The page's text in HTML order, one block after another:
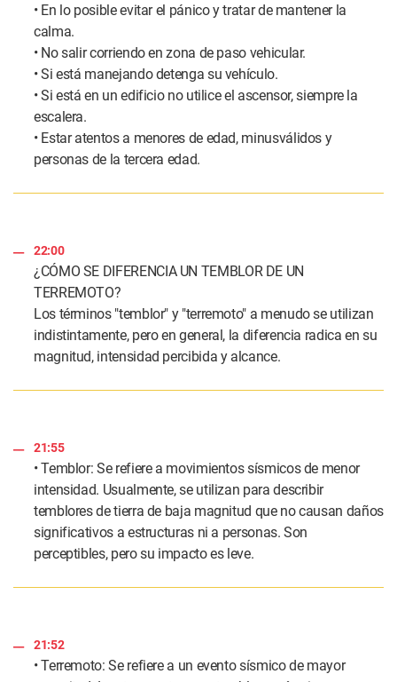
• En lo posible evitar el pánico y tratar de mantener la
calma.
• No salir corriendo en zona de paso vehicular.
• Si está manejando detenga su vehículo.
• Si está en un edificio no utilice el ascensor, siempre la
escalera.
• Estar atentos a menores de edad, minusválidos y
personas de la tercera edad.
22:00
¿CÓMO SE DIFERENCIA UN TEMBLOR DE UN
TERREMOTO?
Los términos "temblor" y "terremoto" a menudo se utilizan
indistintamente, pero en general, la diferencia radica en su
magnitud, intensidad percibida y alcance.
21:55
• Temblor: Se refiere a movimientos sísmicos de menor
intensidad. Usualmente, se utilizan para describir
temblores de tierra de baja magnitud que no causan daños
significativos a estructuras ni a personas. Son
perceptibles, pero su impacto es leve.
21:52
• Terremoto: Se refiere a un evento sísmico de mayor